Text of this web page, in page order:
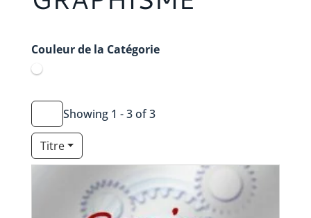
Couleur de la Catégorie
Showing 1 - 3 of 3
Titre